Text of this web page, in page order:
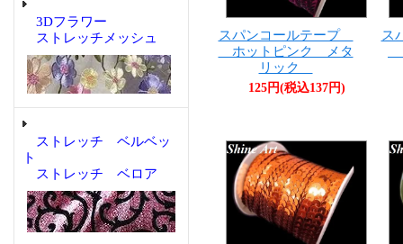
3Dフラワー
ストレッチメッシュ
ストレッチ ベルベッ
ト
ストレッチ ベロア
スパンコールテープ
ホットピンク メタ
リック
125円(税込137円)
ス